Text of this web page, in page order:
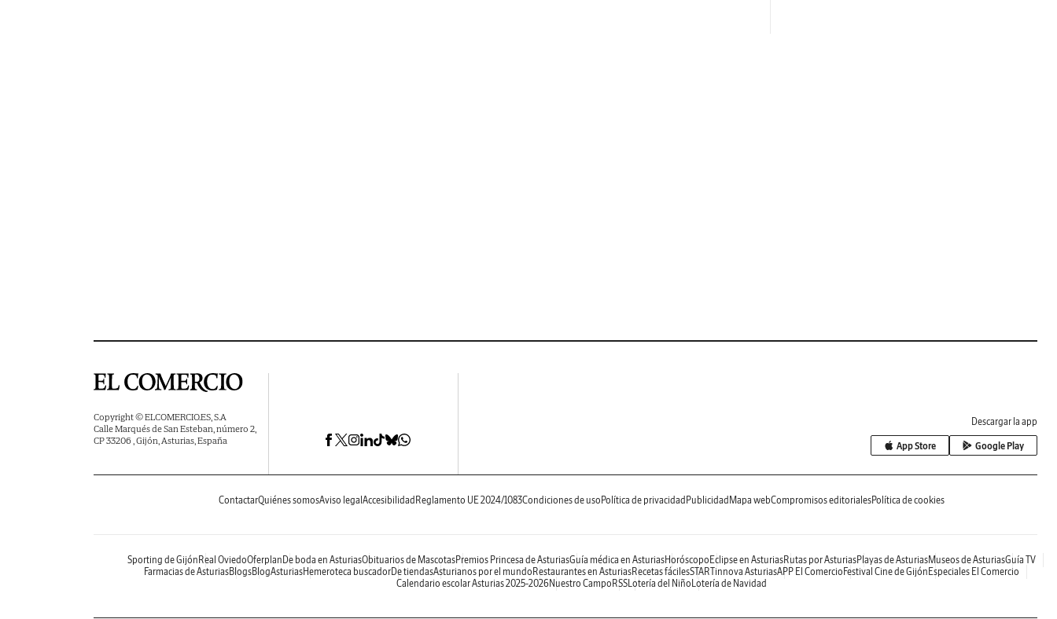
Copyright © ELCOMERCIO.ES, S.A
Calle Marqués de San Esteban, número 2,
CP 33206 , Gijón, Asturias, España
Descargar la app
App Store Google Play
ContactarQuiénes somosAviso legal Accesibilidad Reglamento UE 2024/1083Condiciones de uso Política de privacidad Publicidad Mapa webCompromisos editorialesPolítica de cookies
Sporting de Gijón Real OviedoOferplan De boda en AsturiasObituarios de MascotasPremios Princesa de AsturiasGuía médica en AsturiasHoróscopo Eclipse en AsturiasRutas por AsturiasPlayas de AsturiasMuseos de AsturiasGuía TV
Farmacias de AsturiasBlogsBlogAsturiasHemeroteca buscadorDe tiendasAsturianos por el mundo Restaurantes en AsturiasRecetas fácilesSTARTinnova AsturiasAPP El Comercio Festival Cine de Gijón Especiales El Comercio
Calendario escolar Asturias 2025-2026Nuestro Campo RSSLotería del Niño Lotería de Navidad